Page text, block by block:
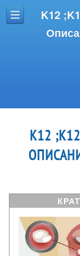
K12
K12